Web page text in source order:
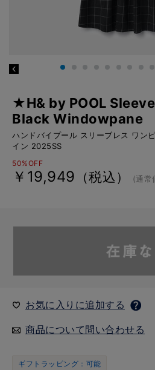
★H& by POOL
Black Windowpane
ハンドバイプール スリーブレス ワン
イン 2025SS
50%OFF
￥19,949 （税込） (通常
お気に入りに追加する
商品について問い合わせる
ギフトラッピング：可能